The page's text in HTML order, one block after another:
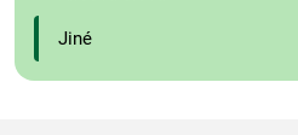
Jiné